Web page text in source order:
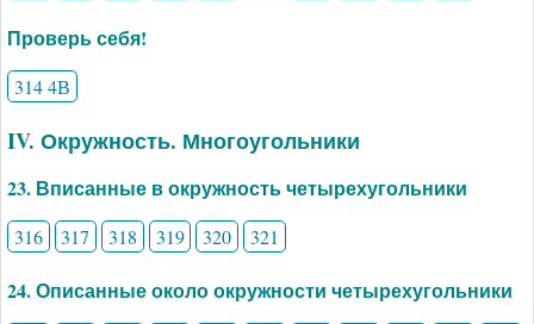
Проверь себя!
314 4В
IV. Окружность. Многоугольники
23. Вписанные в окружность четырехугольники
316 317 318 319 320 321
24. Описанные около окружности четырехугольники